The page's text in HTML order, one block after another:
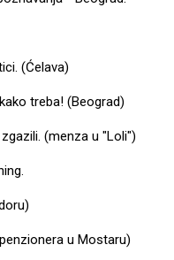
(Ćelava)
treba! (Beograd)
(menza u "Loli")
u Mostaru)